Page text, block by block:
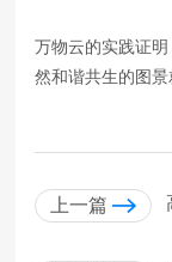
万物云的实践证
然和谐共生的图景
上一篇